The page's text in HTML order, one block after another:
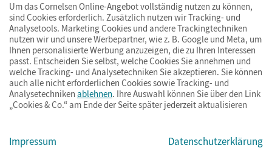
© Cornelsen Verlag 2026
ImpressumAGBDatenschutzBarrierefreiheitCookies & Co.
Um das Cornelsen Online-Angebot vollständig nutzen zu können,
sind Cookies erforderlich. Zusätzlich nutzen wir Tracking- und
Analysetools. Marketing Cookies und andere Trackingtechniken
nutzen wir und unsere Werbepartner, wie z. B. Google und Meta, um
Ihnen personalisierte Werbung anzuzeigen, die zu Ihren Interessen
passt. Entscheiden Sie selbst, welche Cookies Sie annehmen und
welche Tracking- und Analysetechniken Sie akzeptieren. Sie können
auch alle nicht erforderlichen Cookies sowie Tracking- und
Analysetechniken ablehnen. Ihre Auswahl können Sie über den Link
„Cookies & Co.“ am Ende der Seite später jederzeit aktualisieren
Impressum Datenschutzerklärung